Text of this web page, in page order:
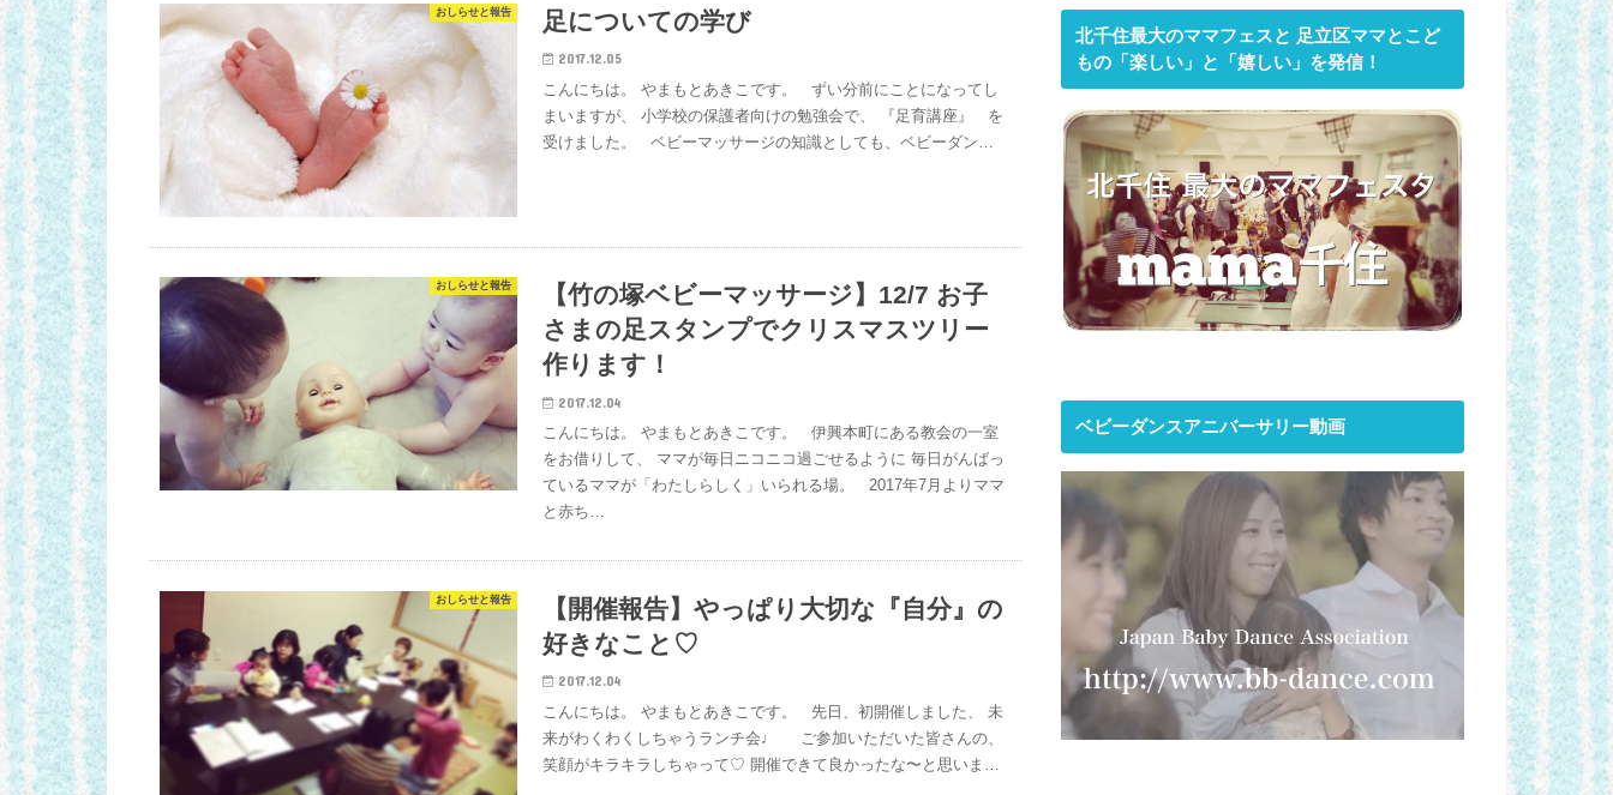
おしらせと報告 足についての学び
2017.12.05
こんにちは。 やまもとあきこです。 ずい分前にことになってし
まいますが、 小学校の保護者向けの勉強会で、 『足育講座』 を
受けました。 ベビーマッサージの知識としても、ベビーダン…
おしらせと報告
【竹の塚ベビーマッサージ】12/7 お子
さまの足スタンプでクリスマスツリー
作ります！
2017.12.04
こんにちは。 やまもとあきこです。 伊興本町にある教会の一室
をお借りして、 ママが毎日ニコニコ過ごせるように 毎日がんばっ
ているママが「わたしらしく」いられる場。 2017年7月よりママ
と赤ち…
おしらせと報告
【開催報告】やっぱり大切な『自分』の
好きなこと♡
2017.12.04
こんにちは。 やまもとあきこです。 先日、初開催しました、 未
来がわくわくしちゃうランチ会♩ ご参加いただいた皆さんの、
笑顔がキラキラしちゃって♡ 開催できて良かったな〜と思いま…
北千住最大のママフェスと 足立区ママとこど
もの「楽しい」と「嬉しい」を発信！
ベビーダンスアニバーサリー動画